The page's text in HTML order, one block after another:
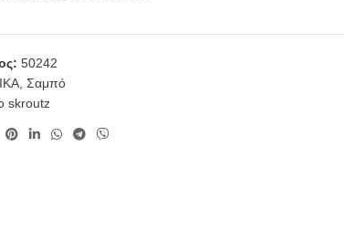
50242
, Σαμπό
skroutz